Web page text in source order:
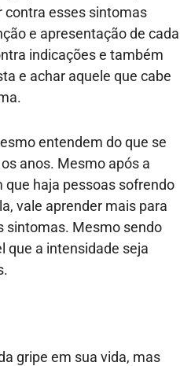
contra esses sintomas
e apresentação de cada
indicações e também
e achar aquele que cabe
entendem do que se
anos. Mesmo após a
que haja pessoas sofrendo
vale aprender mais para
sintomas. Mesmo sendo
que a intensidade seja
gripe em sua vida, mas